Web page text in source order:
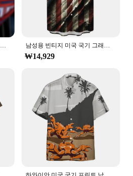
₩14,929